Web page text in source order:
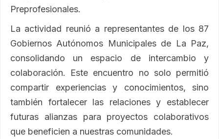
Preprofesionales.
La actividad reunió a representantes de los 87
Gobiernos Autónomos Municipales de La Paz,
consolidando un espacio de intercambio y
colaboración. Este encuentro no solo permitió
compartir experiencias y conocimientos, sino
también fortalecer las relaciones y establecer
futuras alianzas para proyectos colaborativos
que beneficien a nuestras comunidades.